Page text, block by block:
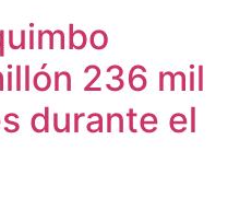
236 mil
durante el